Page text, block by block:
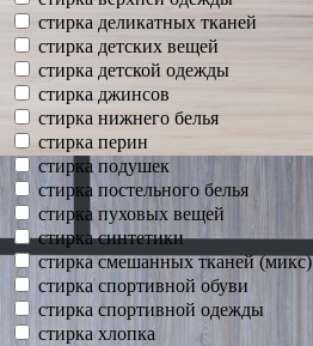
стирка деликатных тканей
стирка детских вещей
стирка детской одежды
стирка джинсов
стирка нижнего белья
стирка перин
стирка подушек
стирка постельного белья
стирка пуховых вещей
стирка синтетики
стирка смешанных тканей (микс)
стирка спортивной обуви
стирка спортивной одежды
стирка хлопка